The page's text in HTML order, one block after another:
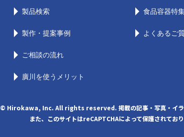
製品検索
製作・提案事例
ご相談の流れ
廣川を使うメリット
食品容器特
よくあるご
© Hirokawa, Inc. All rights reserved. 掲載の記事・写真・イラス
また、このサイトはreCAPTCHAによって保護されてお